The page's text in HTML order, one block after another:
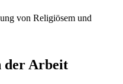
von Religiösem und
der Arbeit